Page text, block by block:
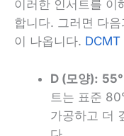
이러한 인서트를 이
합니다. 그러면 다
이 나옵니다. DCMT
D (모양):
트는 표준
가공하고 더